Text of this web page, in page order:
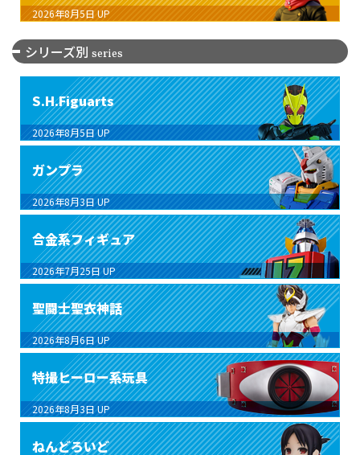
2026年8月5日 UP
シリーズ別 series
S.H.Figuarts
2026年8月5日 UP
ガンプラ
2026年8月3日 UP
合金系フィギュア
2026年7月25日 UP
聖闘士聖衣神話
2026年8月6日 UP
特撮ヒーロー系玩具
2026年8月3日 UP
ねんどろいど